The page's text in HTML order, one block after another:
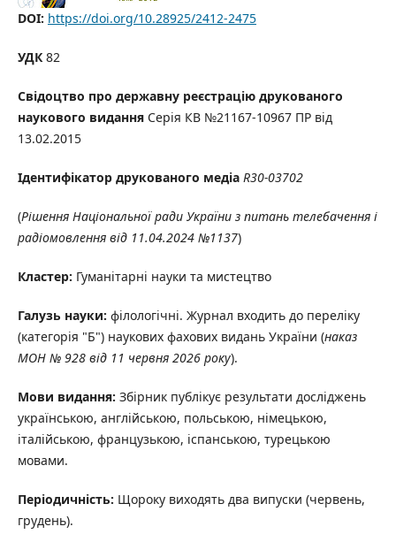
DOI: https://doi.org/10.28925/2412-2475
УДК82
Свідоцтво про державну реєстрацію друкованого
наукового видання Серія КВ №21167-10967 ПР від
13.02.2015
Ідентифікатор друкованого медіа R30-03702
(Рішення Національної ради України з питань телебачення і
радіомовлення від 11.04.2024 №1137)
Кластер: Гуманітарні науки та мистецтво
Галузь науки: філологічні. Журнал входить до переліку
(категорія "Б") наукових фахових видань України (наказ
МОН № 928 від 11 червня 2026 року).
Мови видання: Збірник публікує результати досліджень
українською, англійською, польською, німецькою,
італійською, французькою, іспанською, турецькою
мовами.
Періодичність: Щороку виходять два випуски (червень,
грудень).